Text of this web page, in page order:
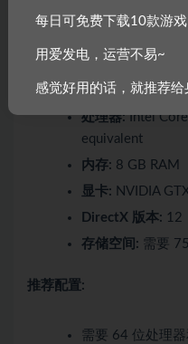
最低配置:
需要 64 位处理器
操作系统:
处理器:Intel
equivalent
内存: 8 GB RAM
显卡: NVIDIA
DirectX 版本: 12
存储空间: 需要
推荐配置:
需要 64 位处理
每日可免费下载10款游戏
用爱发电，运营不易~
感觉好用的话，就推荐